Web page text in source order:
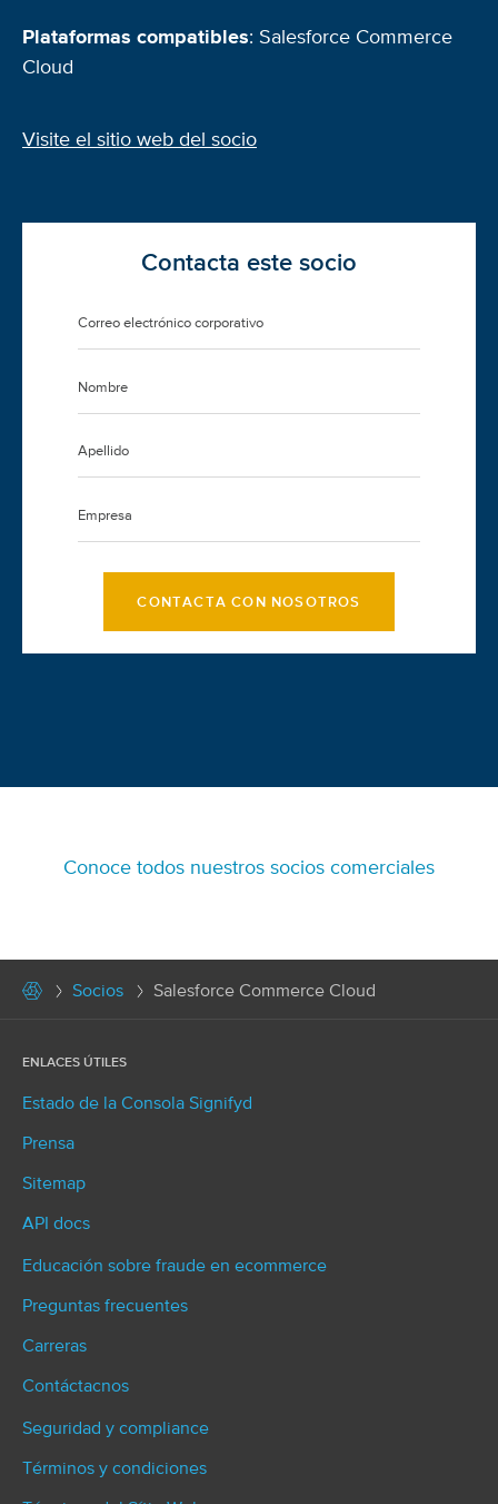
Plataformas compatibles: Salesforce Commerce
Cloud
Visite el sitio web del socio
Contacta este socio
CONTACTA CON NOSOTROS
Conoce todos nuestros socios comerciales
Socios Salesforce Commerce Cloud
ENLACES ÚTILES
Estado de la Consola Signifyd
Prensa
Sitemap
API docs
Educación sobre fraude en ecommerce
Preguntas frecuentes
Carreras
Contáctacnos
Seguridad y compliance
Términos y condiciones